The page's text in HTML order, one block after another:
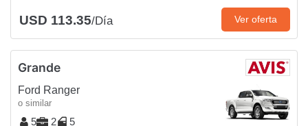
USD 113.35/Día Ver oferta
Grande
Ford Ranger
o similar
5 2 5